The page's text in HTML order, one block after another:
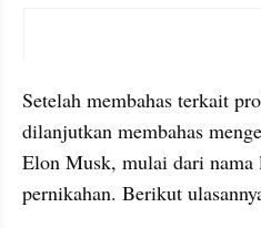
Setelah membahas terkait
dilanjutkan membahas
Elon Musk, mulai dari nama
pernikahan. Berikut